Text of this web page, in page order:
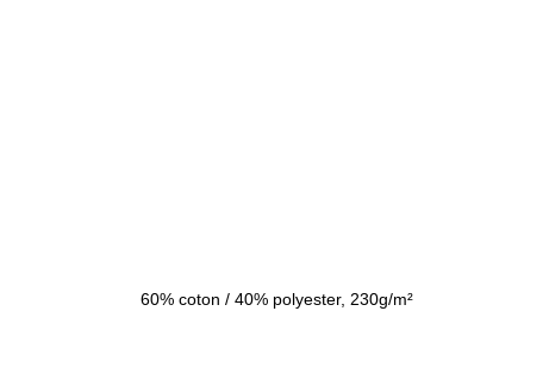
60% coton / 40% polyester, 230g/m²